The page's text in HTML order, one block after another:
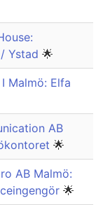
Ystad 🌟
Malmö: Elfa
AB
🌟
AB Malmö:
🌟